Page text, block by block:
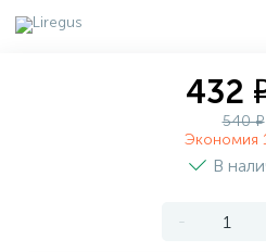
432
540 ₽
Экономия
В
-